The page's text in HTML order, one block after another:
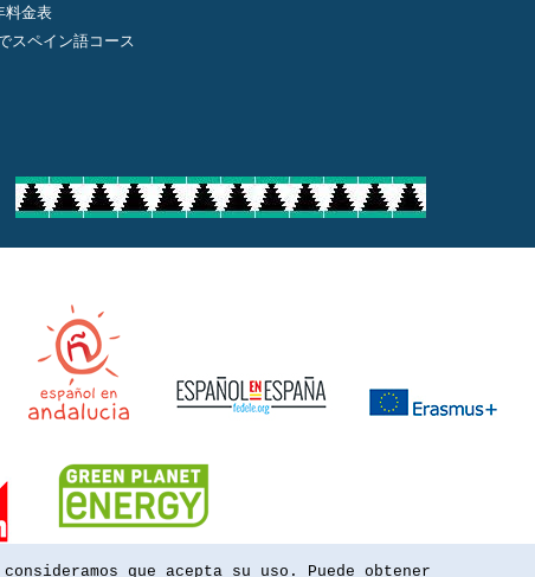
料金表
スペイン語コース
que acepta su uso. Puede obtener